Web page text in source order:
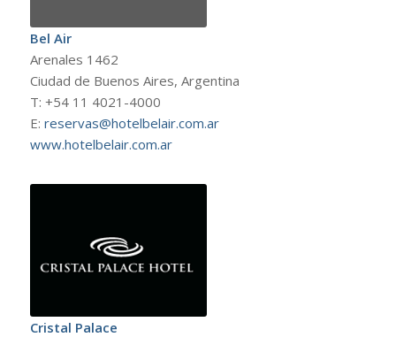
Bel Air
Arenales 1462
Ciudad de Buenos Aires, Argentina
T: +54 11 4021-4000
E: reservas@hotelbelair.com.ar
www.hotelbelair.com.ar
Cristal Palace